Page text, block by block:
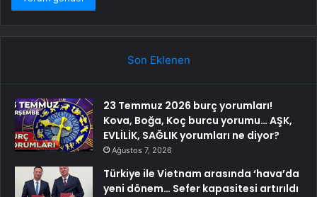
Son Eklenen
23 Temmuz 2026 burç yorumları!
Kova, Boğa, Koç burcu yorumu… AŞK,
EVLİLİK, SAĞLIK yorumları ne diyor?
Ağustos 7, 2026
Türkiye ile Vietnam arasında ‘hava’da
yeni dönem… Sefer kapasitesi artırıldı